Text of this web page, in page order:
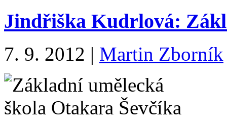
Jindřiška Kudrlová:
7. 9. 2012 | Martin Zborník